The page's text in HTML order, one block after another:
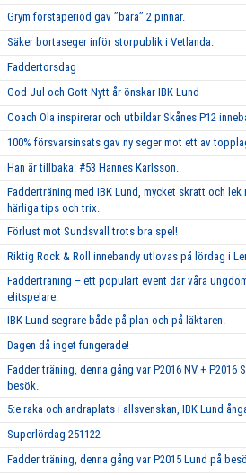
Grym förstaperiod gav ’’bara’’ 2 pinnar.
Säker bortaseger inför storpublik i Vetlanda.
Faddertorsdag
God Jul och Gott Nytt år önskar IBK Lund
Coach Ola inspirerar och utbildar Skånes P12
100% försvarsinsats gav ny seger mot ett av
Han är tillbaka: #53 Hannes Karlsson.
Fadderträning med IBK Lund, mycket skratt och lek
härliga tips och trix.
Förlust mot Sundsvall trots bra spel!
Riktig Rock & Roll innebandy utlovas på lördag i
Fadderträning – ett populärt event där våra
elitspelare.
IBK Lund segrare både på plan och på läktaren.
Dagen då inget fungerade!
Fadder träning, denna gång var P2016 NV + P2016
besök.
5:e raka och andraplats i allsvenskan, IBK Lund
Superlördag 251122
Fadder träning, denna gång var P2015 Lund på